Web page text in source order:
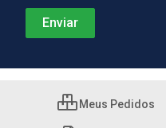
Meus Pedidos